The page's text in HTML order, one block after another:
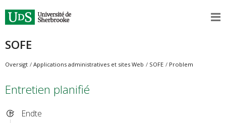
SOFE
Oversigt Applications administratives et sites Web SOFE Problem
Entretien planifié
Endte